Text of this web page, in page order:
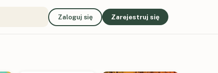
Zaloguj się Zarejestruj się